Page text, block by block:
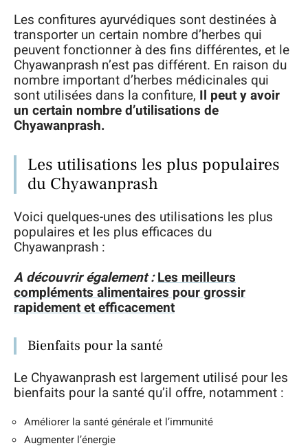
Les confitures ayurvédiques sont destinées à
transporter un certain nombre d’herbes qui
peuvent fonctionner à des fins différentes, et le
Chyawanprash n’est pas différent. En raison du
nombre important d’herbes médicinales qui
sont utilisées dans la confiture, Il peut y avoir
un certain nombre d’utilisations de
Chyawanprash.
Les utilisations les plus populaires
du Chyawanprash
Voici quelques-unes des utilisations les plus
populaires et les plus efficaces du
Chyawanprash :
A découvrir également :Les meilleurs
compléments alimentaires pour grossir
rapidement et efficacement
Bienfaits pour la santé
Le Chyawanprash est largement utilisé pour les
bienfaits pour la santé qu’il offre, notamment :
Améliorer la santé générale et l’immunité
Augmenter l’énergie